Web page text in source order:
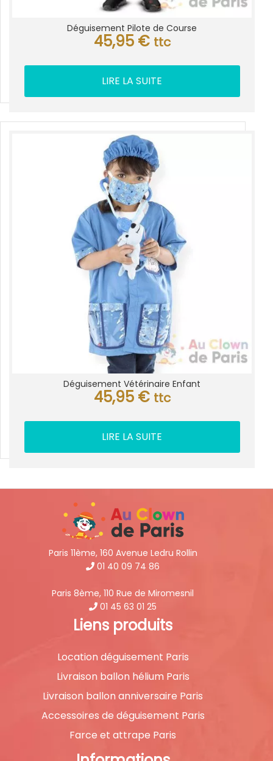
Déguisement Pilote de Course
45,95 € ttc
LIRE LA SUITE
Déguisement Vétérinaire Enfant
45,95 € ttc
LIRE LA SUITE
Paris 11ème, 160 Avenue Ledru Rollin
01 40 09 74 86
Paris 8ème, 110 Rue de Miromesnil
01 45 63 01 25
Liens produits
Location déguisement Paris
Livraison ballon hélium Paris
Livraison ballon anniversaire Paris
Accessoires de déguisement Paris
Farce et attrape Paris